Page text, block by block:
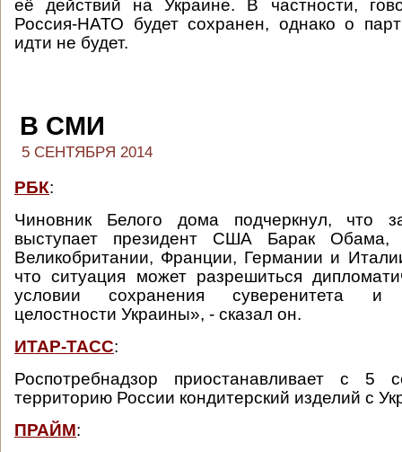
её действий на Украине. В частности,
Россия-НАТО будет сохранен, однако о
идти не будет.
В СМИ
5 СЕНТЯБРЯ 2014
РБК:
Чиновник Белого дома подчеркнул, что
выступает президент США Барак
Великобритании, Франции, Германии и
что ситуация может разрешиться
условии сохранения суверенитета и
целостности Украины», - сказал он.
ИТАР-ТАСС:
Роспотребнадзор приостанавливает с 5
территорию России кондитерский изделий с
ПРАЙМ: